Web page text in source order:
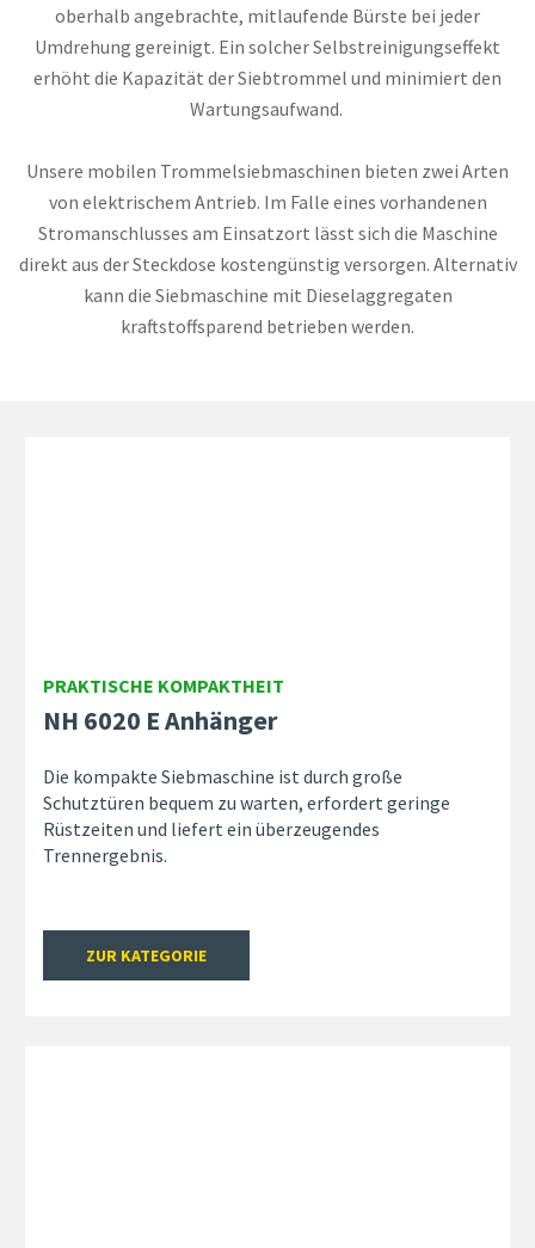
oberhalb angebrachte, mitlaufende Bürste bei jeder
Umdrehung gereinigt. Ein solcher Selbstreinigungseffekt
erhöht die Kapazität der Siebtrommel und minimiert den
Wartungsaufwand.
Unsere mobilen Trommelsiebmaschinen bieten zwei Arten
von elektrischem Antrieb. Im Falle eines vorhandenen
Stromanschlusses am Einsatzort lässt sich die Maschine
direkt aus der Steckdose kostengünstig versorgen. Alternativ
kann die Siebmaschine mit Dieselaggregaten
kraftstoffsparend betrieben werden.
PRAKTISCHE KOMPAKTHEIT
NH 6020 E Anhänger
Die kompakte Siebmaschine ist durch große
Schutztüren bequem zu warten, erfordert geringe
Rüstzeiten und liefert ein überzeugendes
Trennergebnis.
ZUR KATEGORIE